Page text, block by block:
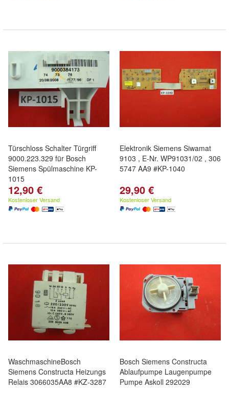
Türschloss Schalter Türgriff
9000.223.329 für Bosch
Siemens Spülmaschine KP-
1015
12,90 €
Kostenloser Versand
Elektronik Siemens Siwamat
9103 , E-Nr. WP91031/02 , 306
5747 AA9 #KP-1040
29,90 €
Kostenloser Versand
WaschmaschineBosch
Siemens Constructa Heizungs
Relais 3066035AA8 #KZ-3287
Bosch Siemens Constructa
Ablaufpumpe Laugenpumpe
Pumpe Askoll 292029